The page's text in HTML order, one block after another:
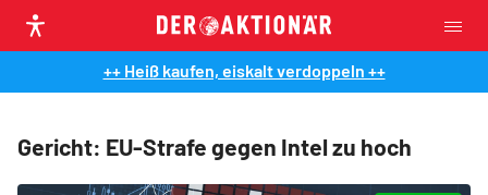
++ Heiß kaufen, eiskalt verdoppeln ++
Gericht: EU-Strafe gegen Intel zu hoch